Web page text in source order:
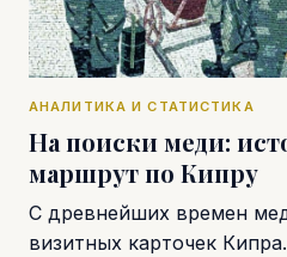
АНАЛИТИКА И СТАТИСТИКА
На поиски меди:
маршрут по Кипру
С древнейших времен
визитных карточек